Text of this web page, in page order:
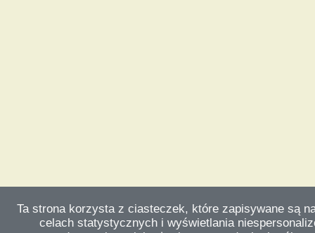
Ta strona korzysta z ciasteczek, które zapisywane są
celach statystycznych i wyświetlania